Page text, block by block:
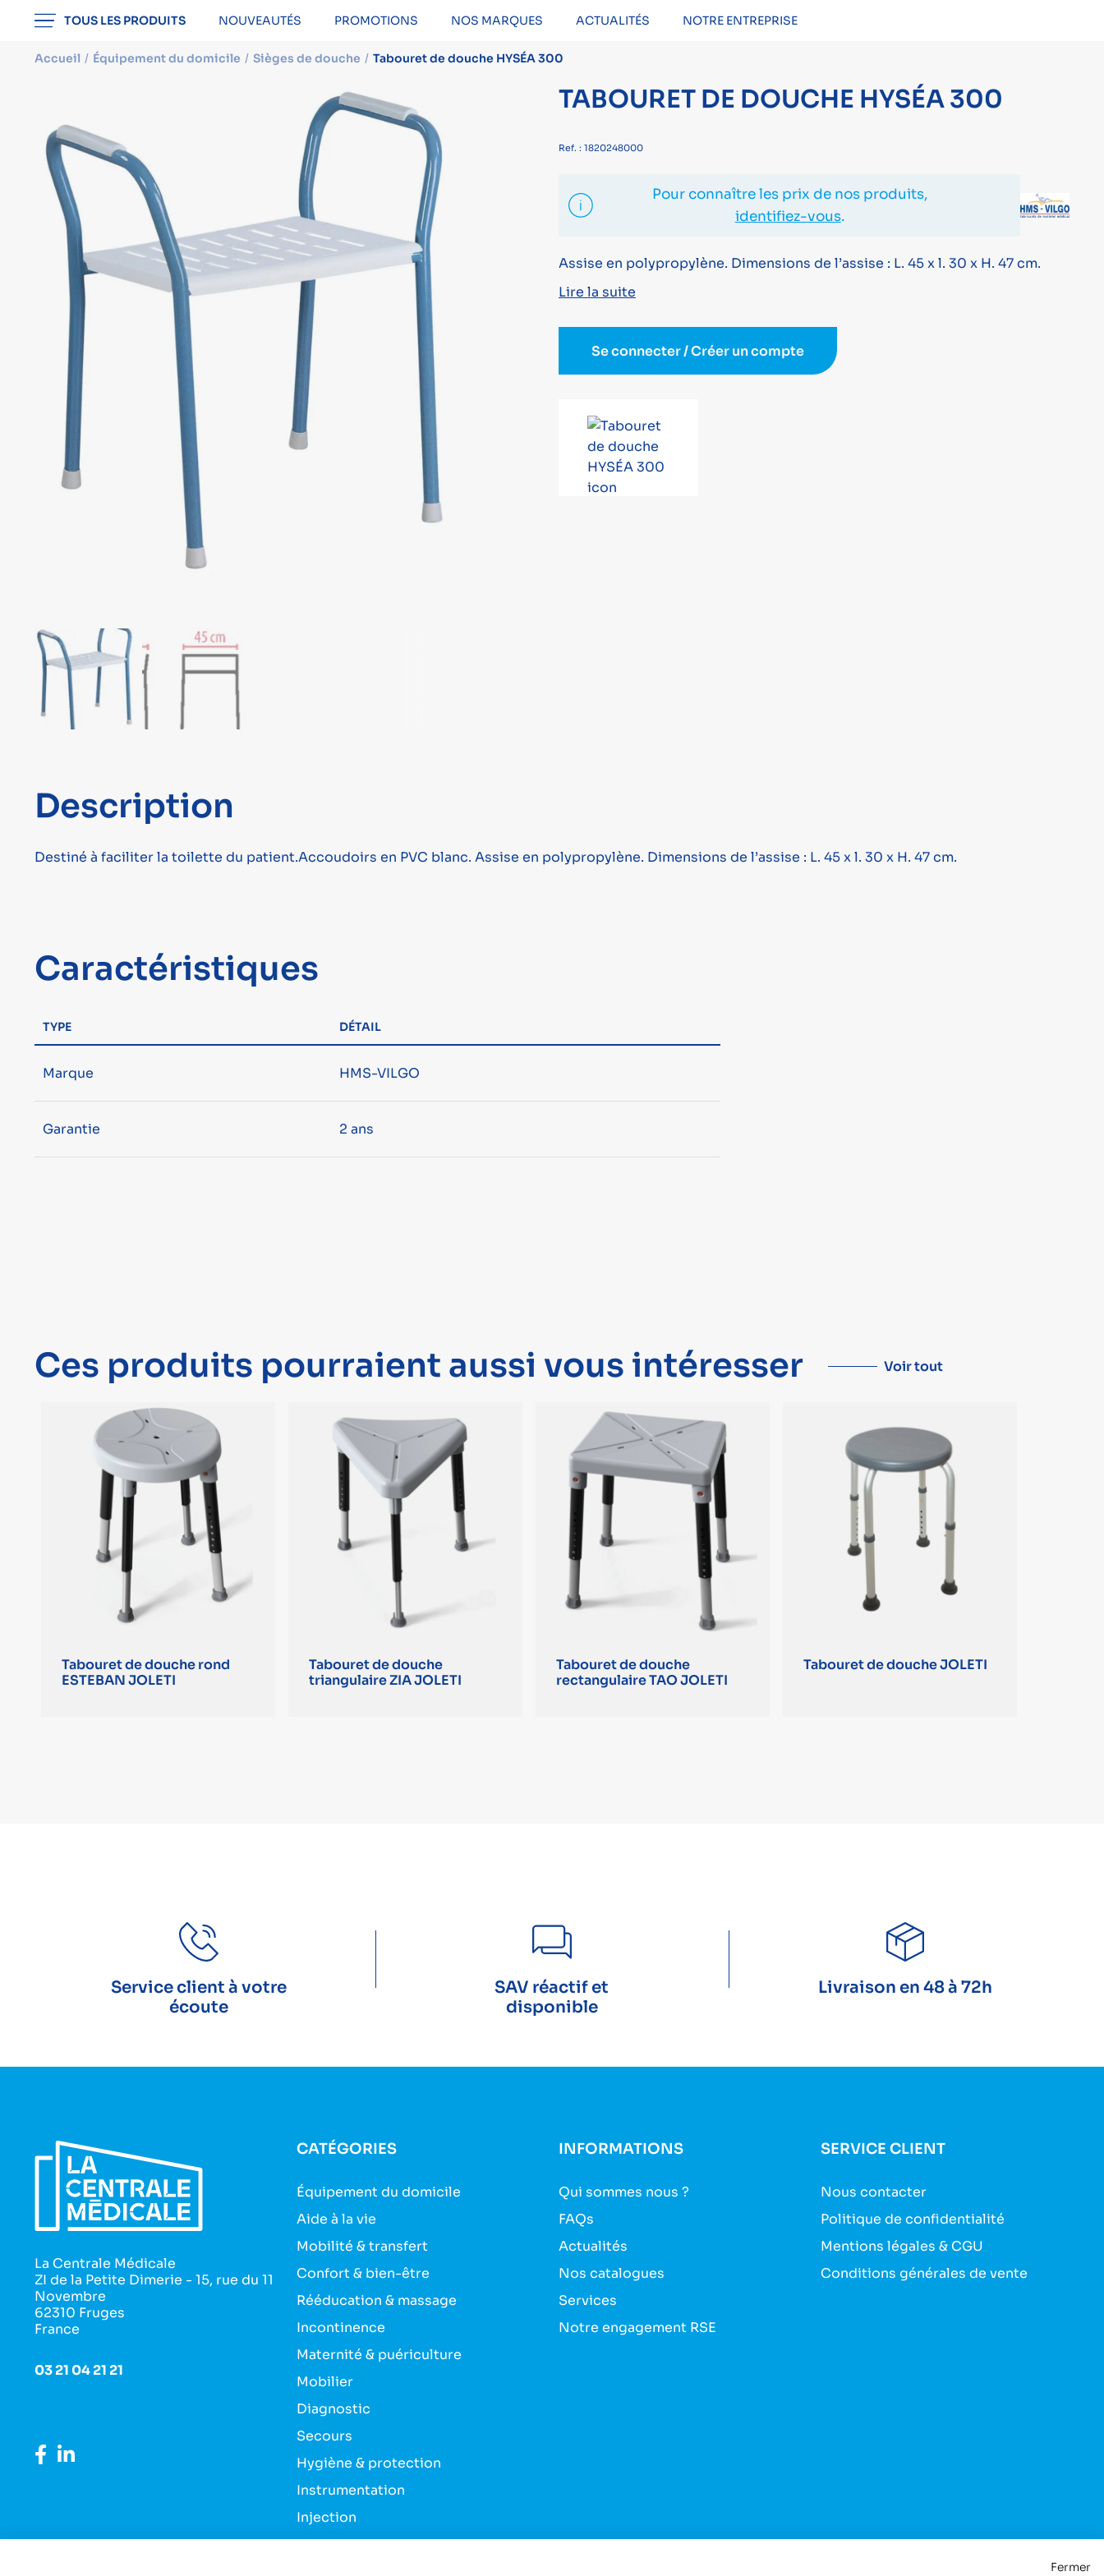
TOUS LES PRODUITS NOUVEAUTÉS PROMOTIONS NOS MARQUES ACTUALITÉS NOTRE ENTREPRISE
Accueil Équipement du domicile Sièges de douche Tabouret de douche HYSÉA 300
TABOURET DE DOUCHE HYSÉA 300
Ref. : 1820248000
Pour connaître les prix de nos produits,
identifiez-vous.
Assise en polypropylène. Dimensions de l’assise : L. 45 x l. 30 x H. 47 cm.
Lire la suite
Se connecter / Créer un compte
Description
Destiné à faciliter la toilette du patient.Accoudoirs en PVC blanc. Assise en polypropylène. Dimensions de l’assise : L. 45 x l. 30 x H. 47 cm.
Caractéristiques
TYPE DÉTAIL
Marque HMS-VILGO
Garantie 2 ans
Ces produits pourraient aussi vous intéresser Voir tout
Tabouret de douche rond
ESTEBAN JOLETI
Tabouret de douche
triangulaire ZIA JOLETI
Tabouret de douche
rectangulaire TAO JOLETI
Tabouret de douche JOLETI
Service client à votre
écoute
SAV réactif et
disponible
Livraison en 48 à 72h
La Centrale Médicale
ZI de la Petite Dimerie - 15, rue du 11
Novembre
62310 Fruges
France
03 21 04 21 21
CATÉGORIES
Équipement du domicile
Aide à la vie
Mobilité & transfert
Confort & bien-être
Rééducation & massage
Incontinence
Maternité & puériculture
Mobilier
Diagnostic
Secours
Hygiène & protection
Instrumentation
Injection
Pansements & bandes
INFORMATIONS
Qui sommes nous ?
FAQs
Actualités
Nos catalogues
Services
Notre engagement RSE
SERVICE CLIENT
Nous contacter
Politique de confidentialité
Mentions légales & CGU
Conditions générales de vente
Fermer